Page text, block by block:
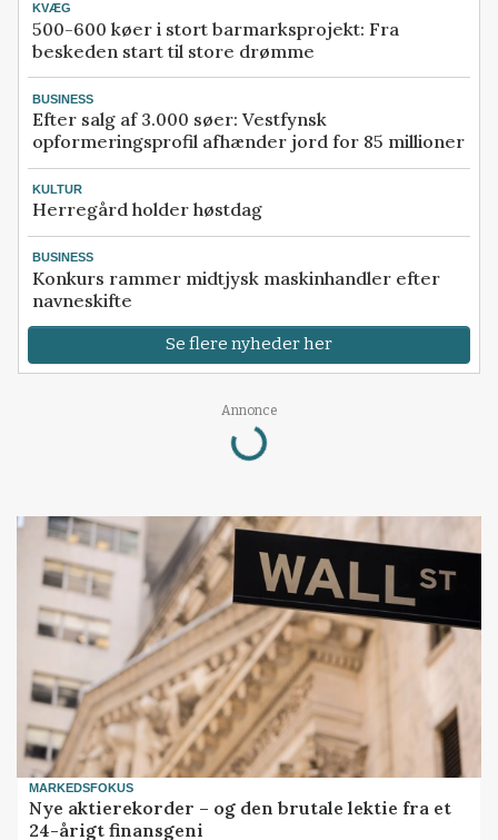
KVÆG
500-600 køer i stort barmarksprojekt: Fra
beskeden start til store drømme
BUSINESS
Efter salg af 3.000 søer: Vestfynsk
opformeringsprofil afhænder jord for 85 millioner
KULTUR
Herregård holder høstdag
BUSINESS
Konkurs rammer midtjysk maskinhandler efter
navneskifte
Se flere nyheder her
Annonce
Loading...
MARKEDSFOKUS
Nye aktierekorder – og den brutale lektie fra et
24-årigt finansgeni